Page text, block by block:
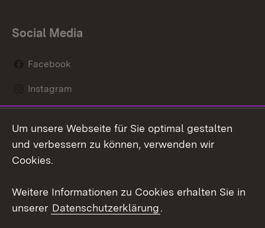
Social Media
Facebook
Instagram
Social Wall
Youtube
Kontakt
Datenschutz
Um unsere Webseite für Sie optimal gestalten
und verbessern zu können, verwenden wir
Cookies.
Weitere Informationen zu Cookies erhalten Sie in
unserer Datenschutzerklärung.